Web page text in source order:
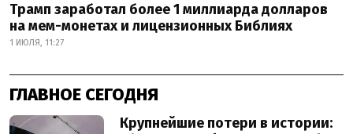
Трамп заработал более 1 миллиарда долларов
на мем-монетах и лицензионных Библиях
1 ИЮЛЯ, 11:27
ГЛАВНОЕ СЕГОДНЯ
Крупнейшие потери в истории: